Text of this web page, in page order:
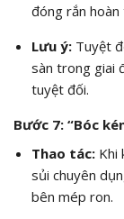
đóng rắn hoàn
Lưu ý:Tuyệt
sàn trong giai
tuyệt đối.
Bước 7: “Bóc
Thao tác:Khi
sủi chuyên
bên mép ron.